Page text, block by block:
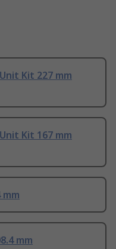
Kit 227 mm
Kit 167 mm
mm
mm